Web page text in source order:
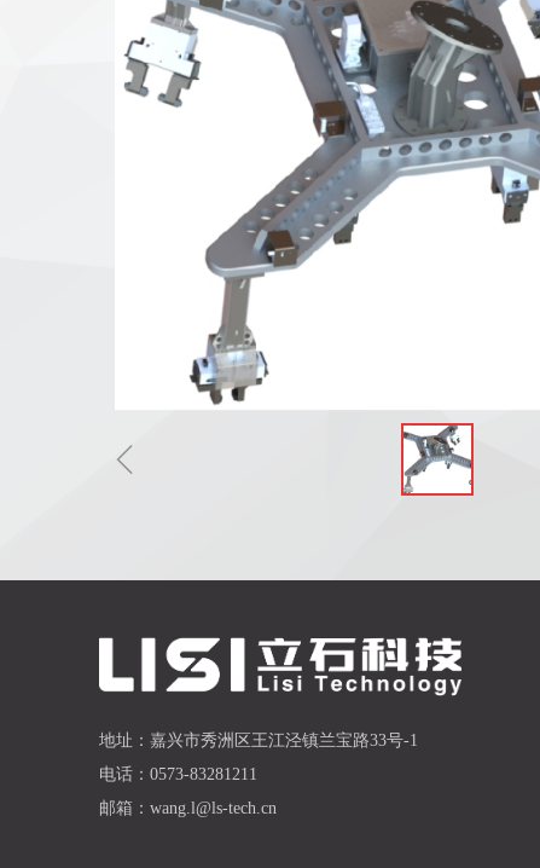
ꁆ
地址： 嘉兴市秀洲区王江泾镇兰宝路33号-1
电话： 0573-83281211
邮箱： wang.l@ls-tech.cn